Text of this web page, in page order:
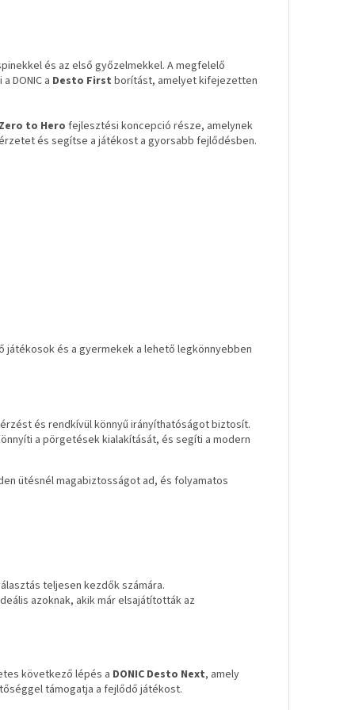
és az első győzelmekkel. A megfelelő
DONIC a Desto First borítást, amelyet kifejezetten
to Hero fejlesztési koncepció része, amelynek
és segítse a játékost a gyorsabb fejlődésben.
és a gyermekek a lehető legkönnyebben
és rendkívül könnyű irányíthatóságot biztosít.
a pörgetések kialakítását, és segíti a modern
ütésnél magabiztosságot ad, és folyamatos
teljesen kezdők számára.
azoknak, akik már elsajátították az
következő lépés a DONIC Desto Next, amely
támogatja a fejlődő játékost.